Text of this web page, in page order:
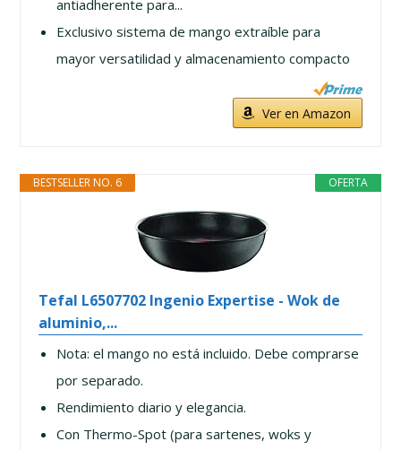
antiadherente para...
Exclusivo sistema de mango extraíble para
mayor versatilidad y almacenamiento compacto
Ver en Amazon
OFERTA
BESTSELLER NO. 6
Tefal L6507702 Ingenio Expertise - Wok de
aluminio,...
Nota: el mango no está incluido. Debe comprarse
por separado.
Rendimiento diario y elegancia.
Con Thermo-Spot (para sartenes, woks y